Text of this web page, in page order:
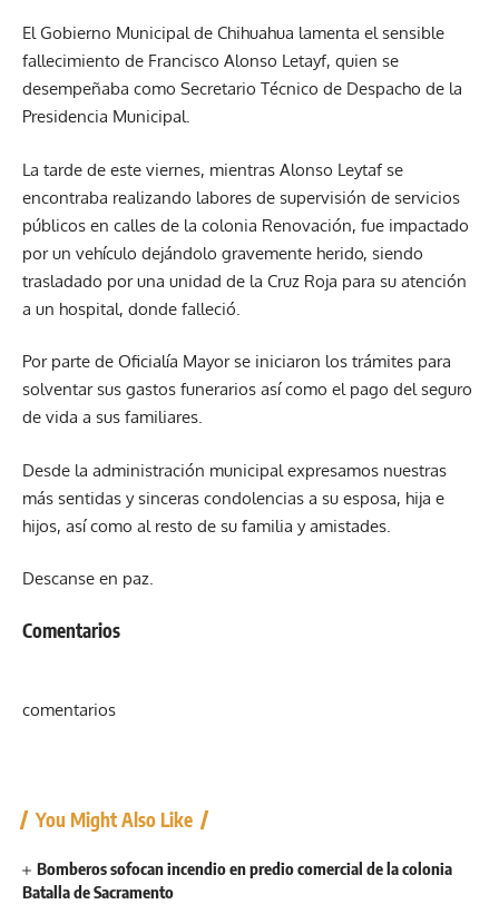
El Gobierno Municipal de Chihuahua lamenta el sensible
fallecimiento de Francisco Alonso Letayf, quien se
desempeñaba como Secretario Técnico de Despacho de la
Presidencia Municipal.
La tarde de este viernes, mientras Alonso Leytaf se
encontraba realizando labores de supervisión de servicios
públicos en calles de la colonia Renovación, fue impactado
por un vehículo dejándolo gravemente herido, siendo
trasladado por una unidad de la Cruz Roja para su atención
a un hospital, donde falleció.
Por parte de Oficialía Mayor se iniciaron los trámites para
solventar sus gastos funerarios así como el pago del seguro
de vida a sus familiares.
Desde la administración municipal expresamos nuestras
más sentidas y sinceras condolencias a su esposa, hija e
hijos, así como al resto de su familia y amistades.
Descanse en paz.
Comentarios
comentarios
You Might Also Like
Bomberos sofocan incendio en predio comercial de la colonia
Batalla de Sacramento